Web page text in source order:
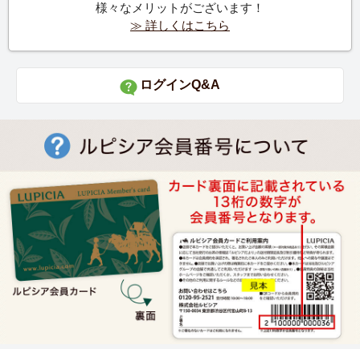
様々なメリットがございます！
≫ 詳しくはこちら